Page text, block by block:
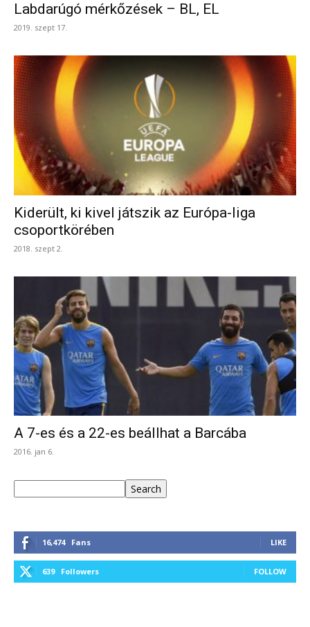
Labdarúgó mérkőzések – BL, EL
2019. szept 17.
Kiderült, ki kivel játszik az Európa-liga
csoportkörében
2018. szept 2.
A 7-es és a 22-es beállhat a Barcába
2016. jan 6.
Search
16,474 Fans LIKE
639 Followers FOLLOW